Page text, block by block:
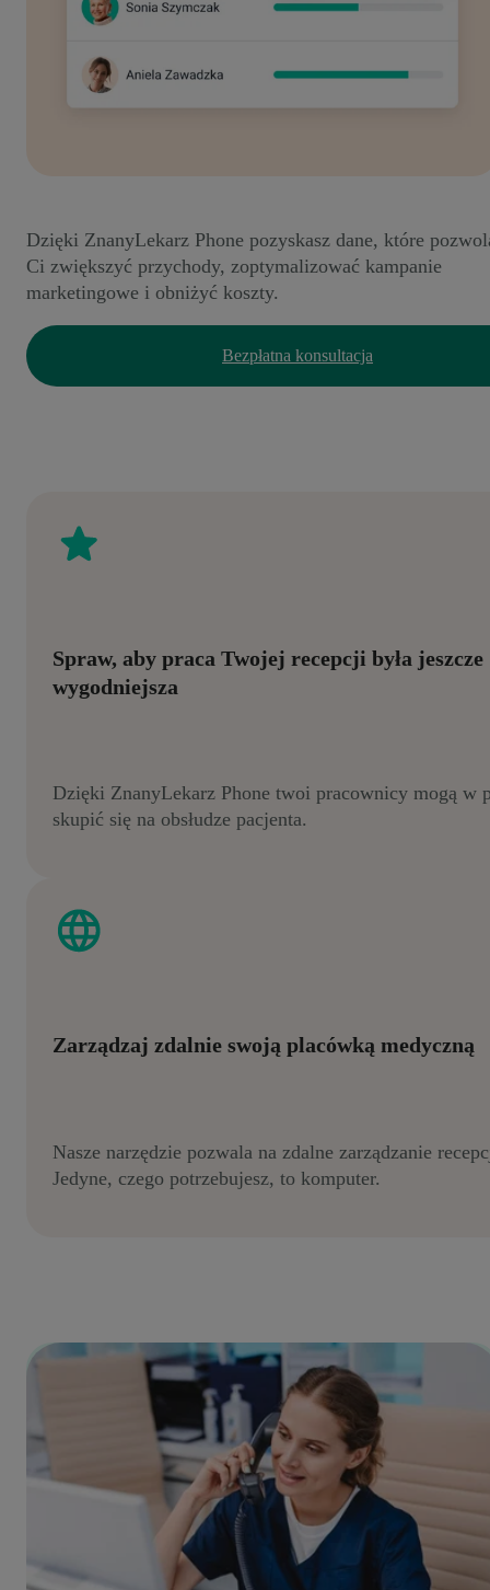
Dzięki ZnanyLekarz Phone pozyskasz dane, które
Ci zwiększyć przychody, zoptymalizować kampanie
marketingowe i obniżyć koszty.
Bezpłatna konsultacja
Spraw, aby praca Twojej recepcji była jeszcze
wygodniejsza
Dzięki ZnanyLekarz Phone twoi pracownicy mogą w
skupić się na obsłudze pacjenta.
Zarządzaj zdalnie swoją placówką medyczną
Nasze narzędzie pozwala na zdalne zarządzanie
Jedyne, czego potrzebujesz, to komputer.